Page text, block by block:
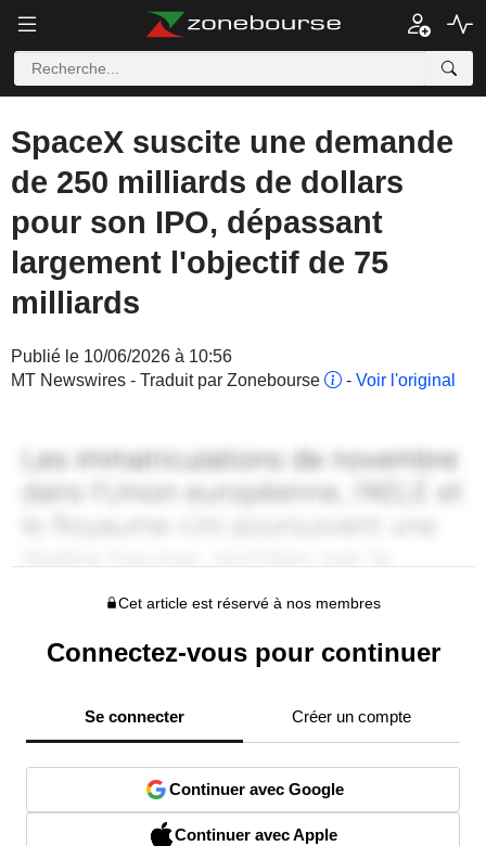
SpaceX suscite une demande
de 250 milliards de dollars
pour son IPO, dépassant
largement l'objectif de 75
milliards
Publié le 10/06/2026 à 10:56
MT Newswires - Traduit par Zonebourse
- Voir l'original
Cet article est réservé à nos membres
Connectez-vous pour continuer
Se connecter Créer un compte
Continuer avec Google
Continuer avec Apple